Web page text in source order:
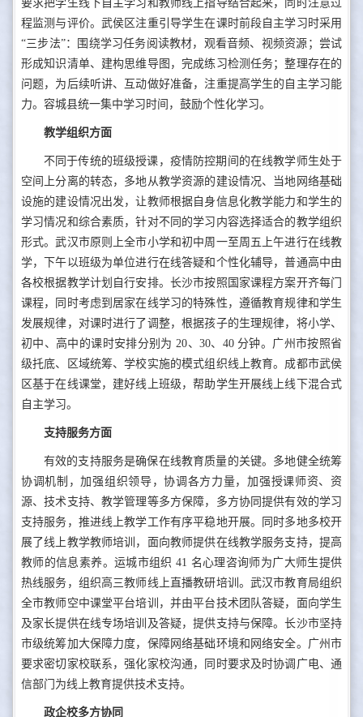
要求把学生线下自主学习和教师线上指导结合起来，同时注意过
程监测与评价。武侯区注重引导学生在课时前段自主学习时采用
“三步法”：围绕学习任务阅读教材，观看音频、视频资源；尝试
形成知识清单、建构思维导图，完成练习检测任务；整理存在的
问题，为后续听讲、互动做好准备，注重提高学生的自主学习能
力。容城县统一集中学习时间，鼓励个性化学习。
教学组织方面
不同于传统的班级授课，疫情防控期间的在线教学师生处于
空间上分离的转态，多地从教学资源的建设情况、当地网络基础
设施的建设情况出发，让教师根据自身信息化教学能力和学生的
学习情况和综合素质，针对不同的学习内容选择适合的教学组织
形式。武汉市原则上全市小学和初中周一至周五上午进行在线教
学，下午以班级为单位进行在线答疑和个性化辅导，普通高中由
各校根据教学计划自行安排。长沙市按照国家课程方案开齐每门
课程，同时考虑到居家在线学习的特殊性，遵循教育规律和学生
发展规律，对课时进行了调整，根据孩子的生理规律，将小学、
初中、高中的课时安排分别为 20、30、40 分钟。广州市按照省
级托底、区域统筹、学校实施的模式组织线上教育。成都市武侯
区基于在线课堂，建好线上班级，帮助学生开展线上线下混合式
自主学习。
支持服务方面
有效的支持服务是确保在线教育质量的关键。多地健全统筹
协调机制，加强组织领导，协调各方力量，加强授课师资、资
源、技术支持、教学管理等多方保障，多方协同提供有效的学习
支持服务，推进线上教学工作有序平稳地开展。同时多地多校开
展了线上教学教师培训，面向教师提供在线教学服务支持，提高
教师的信息素养。运城市组织 41 名心理咨询师为广大师生提供
热线服务，组织高三教师线上直播教研培训。武汉市教育局组织
全市教师空中课堂平台培训，并由平台技术团队答疑，面向学生
及家长提供在线专场培训及答疑，提供支持与保障。长沙市坚持
市级统筹加大保障力度，保障网络基础环境和网络安全。广州市
要求密切家校联系，强化家校沟通，同时要求及时协调广电、通
信部门为线上教育提供技术支持。
政企校多方协同